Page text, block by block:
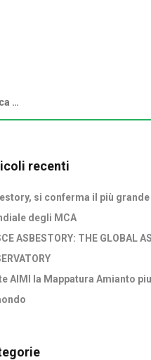
recenti
si conferma il più
degli MCA
ASBESTORY: THE GLOBAL
AIMI la Mappatura Amianto